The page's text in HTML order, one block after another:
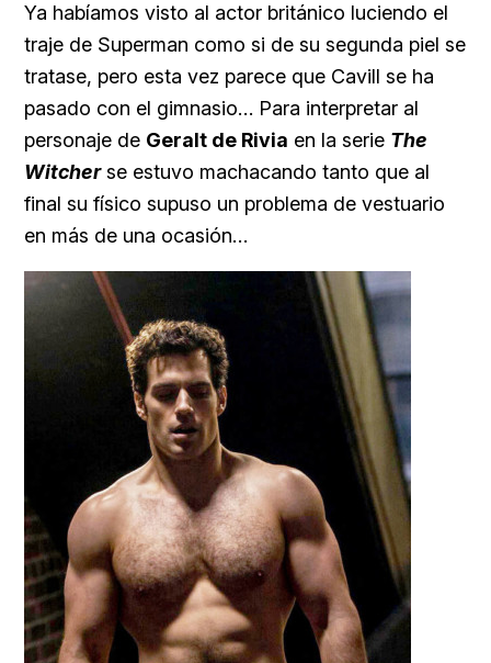
Ya habíamos visto al actor británico luciendo el
traje de Superman como si de su segunda piel se
tratase, pero esta vez parece que Cavill se ha
pasado con el gimnasio… Para interpretar al
personaje de Geralt de Rivia en la serie The
Witcherse estuvo machacando tanto que al
final su físico supuso un problema de vestuario
en más de una ocasión…